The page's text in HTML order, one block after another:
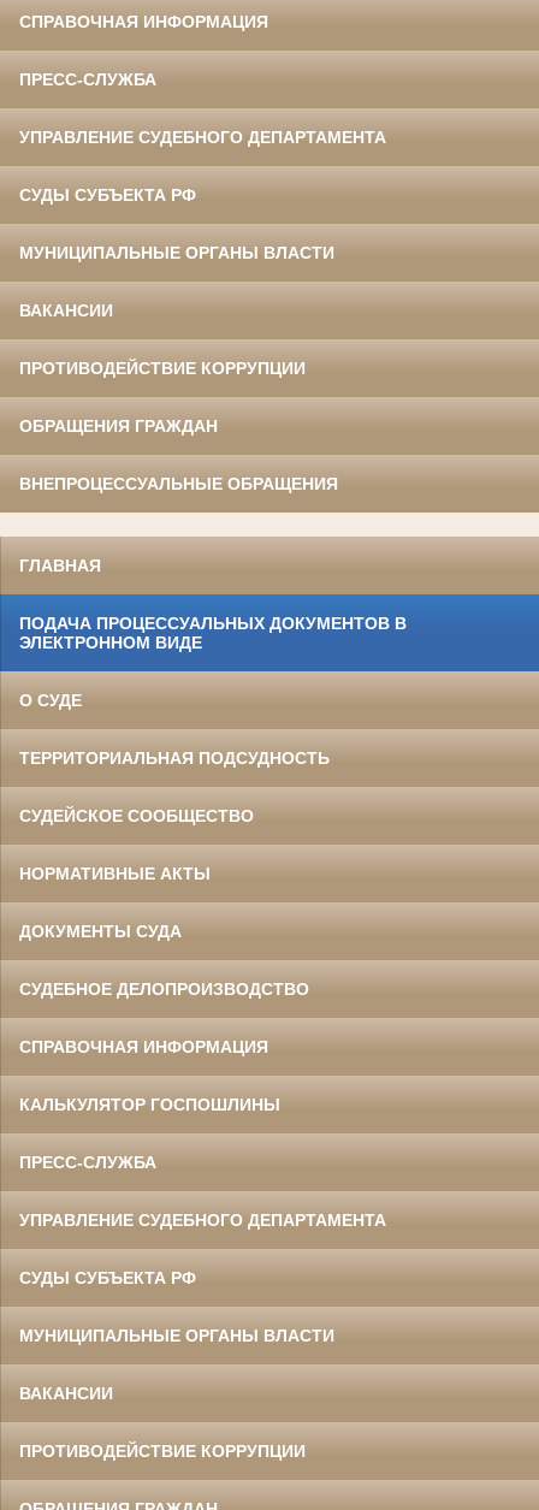
СПРАВОЧНАЯ ИНФОРМАЦИЯ
ПРЕСС-СЛУЖБА
УПРАВЛЕНИЕ СУДЕБНОГО ДЕПАРТАМЕНТА
СУДЫ СУБЪЕКТА РФ
МУНИЦИПАЛЬНЫЕ ОРГАНЫ ВЛАСТИ
ВАКАНСИИ
ПРОТИВОДЕЙСТВИЕ КОРРУПЦИИ
ОБРАЩЕНИЯ ГРАЖДАН
ВНЕПРОЦЕССУАЛЬНЫЕ ОБРАЩЕНИЯ
ГЛАВНАЯ
ПОДАЧА ПРОЦЕССУАЛЬНЫХ ДОКУМЕНТОВ В
ЭЛЕКТРОННОМ ВИДЕ
О СУДЕ
ТЕРРИТОРИАЛЬНАЯ ПОДСУДНОСТЬ
СУДЕЙСКОЕ СООБЩЕСТВО
НОРМАТИВНЫЕ АКТЫ
ДОКУМЕНТЫ СУДА
СУДЕБНОЕ ДЕЛОПРОИЗВОДСТВО
СПРАВОЧНАЯ ИНФОРМАЦИЯ
КАЛЬКУЛЯТОР ГОСПОШЛИНЫ
ПРЕСС-СЛУЖБА
УПРАВЛЕНИЕ СУДЕБНОГО ДЕПАРТАМЕНТА
СУДЫ СУБЪЕКТА РФ
МУНИЦИПАЛЬНЫЕ ОРГАНЫ ВЛАСТИ
ВАКАНСИИ
ПРОТИВОДЕЙСТВИЕ КОРРУПЦИИ